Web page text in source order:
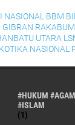
NASIONAL BBM
GIBRAN
UTARA
NASIONAL
#HUKUM
#ISLAM
(1)